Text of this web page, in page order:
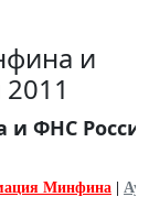
и
и ФНС
Минфина |